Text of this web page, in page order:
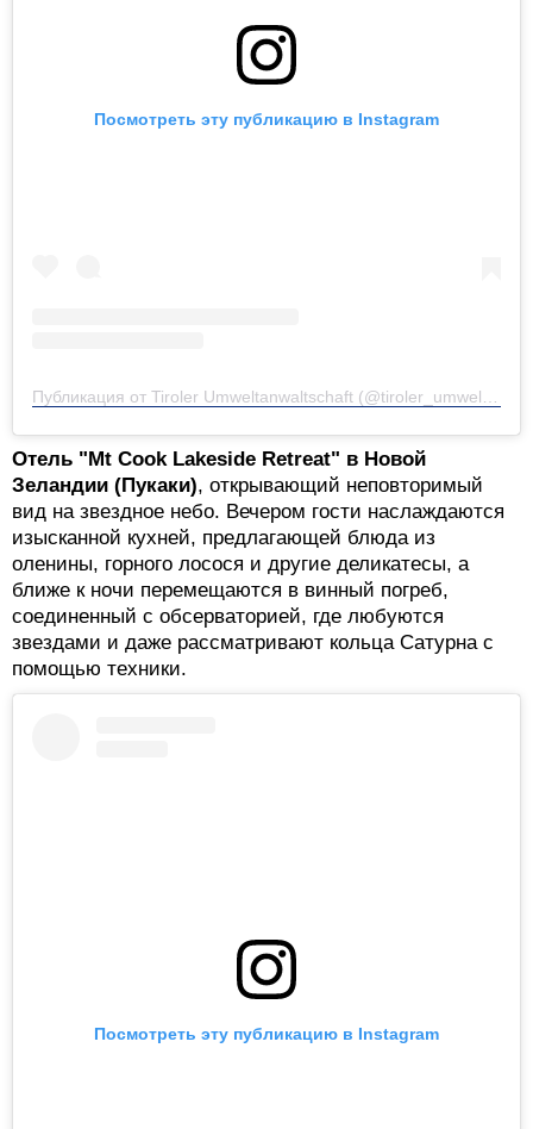
Посмотреть эту публикацию в Instagram
Отель "Mt Cook Lakeside Retreat" в Новой
Зеландии (Пукаки), открывающий неповторимый
вид на звездное небо. Вечером гости наслаждаются
изысканной кухней, предлагающей блюда из
оленины, горного лосося и другие деликатесы, а
ближе к ночи перемещаются в винный погреб,
соединенный с обсерваторией, где любуются
звездами и даже рассматривают кольца Сатурна с
помощью техники.
Посмотреть эту публикацию в Instagram